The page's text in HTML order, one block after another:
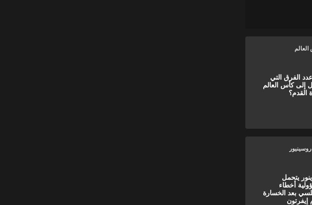
الفرق التي
إلى كأس العالم
القدم؟
روسينيور
يتحمل
أخطاء
بعد الخسارة
إيفرتون